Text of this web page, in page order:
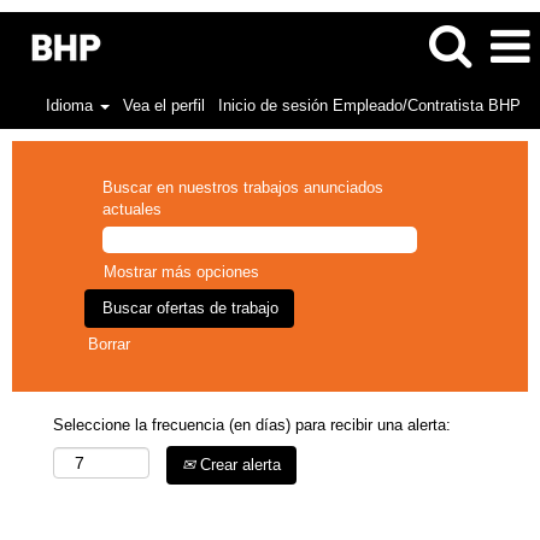
Idioma Vea el perfil Inicio de sesión Empleado/Contratista BHP
Buscar en nuestros trabajos anunciados
actuales
Mostrar más opciones
Borrar
Seleccione la frecuencia (en días) para recibir una alerta:
Crear alerta